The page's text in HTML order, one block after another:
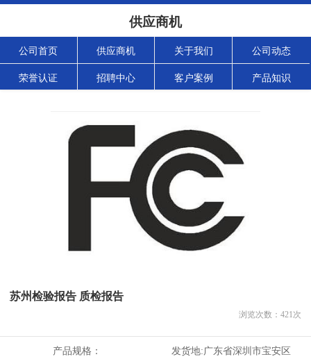
供应商机
公司首页 供应商机 关于我们 公司动态
荣誉认证 招聘中心 客户案例 产品知识
苏州检验报告 质检报告
浏览次数： 421次
产品规格： 发货地:广东省深圳市宝安区